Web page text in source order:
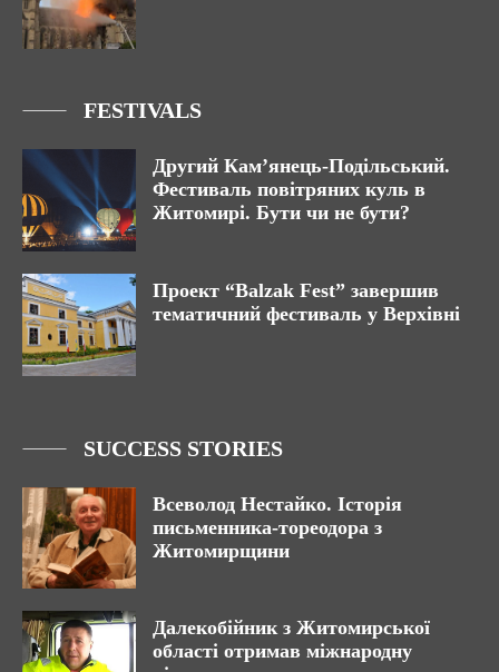
FESTIVALS
Другий Кам’янець-Подільський.
Фестиваль повітряних куль в
Житомирі. Бути чи не бути?
Проект “Balzak Fest” завершив
тематичний фестиваль у Верхівні
SUCCESS STORIES
Всеволод Нестайко. Історія
письменника-тореодора з
Житомирщини
Далекобійник з Житомирської
області отримав міжнародну